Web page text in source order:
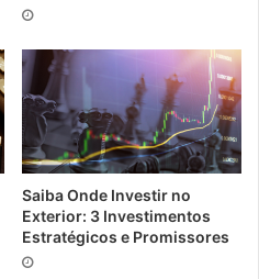
Saiba Onde Investir no
Exterior: 3 Investimentos
Estratégicos e Promissores